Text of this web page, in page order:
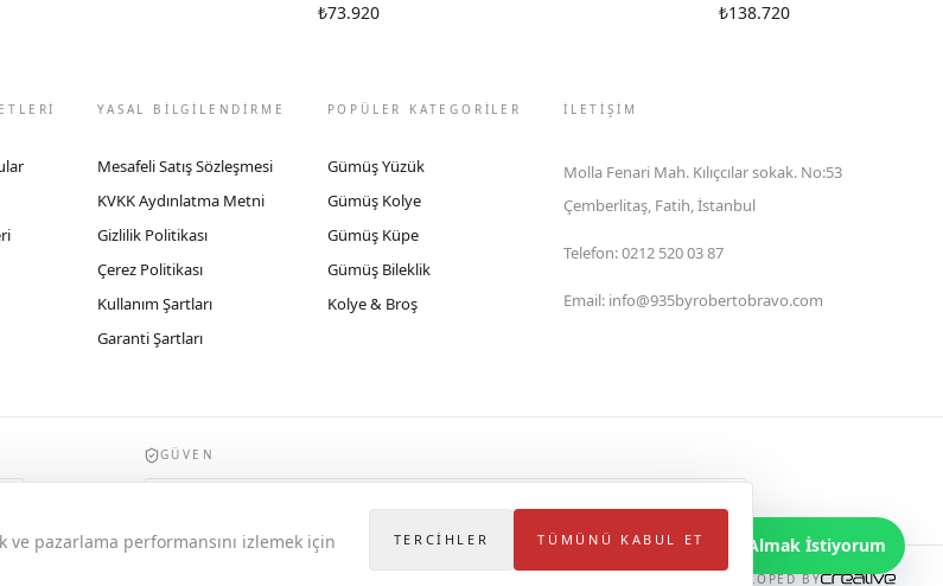
₺73.920 ₺138.720
YASAL BİLGİLENDİRME
Mesafeli Satış Sözleşmesi
KVKK Aydınlatma Metni
Gizlilik Politikası
Çerez Politikası
Kullanım Şartları
Garanti Şartları
POPÜLER KATEGORİLER
Gümüş Yüzük
Gümüş Kolye
Gümüş Küpe
Gümüş Bileklik
Kolye & Broş
İLETIŞIM
Molla Fenari Mah. Kılıçcılar sokak. No:53
Çemberlitaş, Fatih, İstanbul
Telefon:0212 520 03 87
Email: info@935byrobertobravo.com
GÜVEN
DEVELOPED BY
Bilgi Almak İstiyorum
pazarlama performansını izlemek için
TERCIHLER TÜMÜNÜ KABUL ET